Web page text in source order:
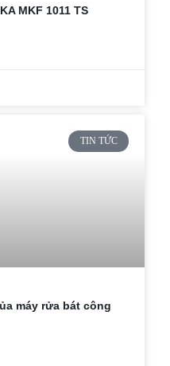
MKF 1011 TS
TIN TỨC
máy rửa bát công